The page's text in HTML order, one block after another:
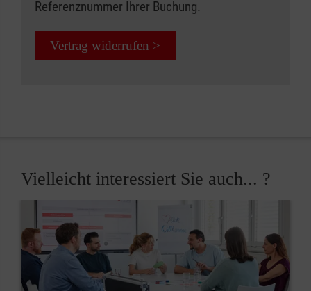
Referenznummer Ihrer Buchung.
Vertrag widerrufen >
Vielleicht interessiert Sie auch... ?